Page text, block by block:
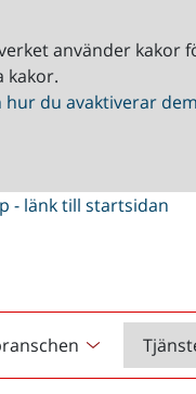
använder kakor
kakor.
hur du avaktiverar dem